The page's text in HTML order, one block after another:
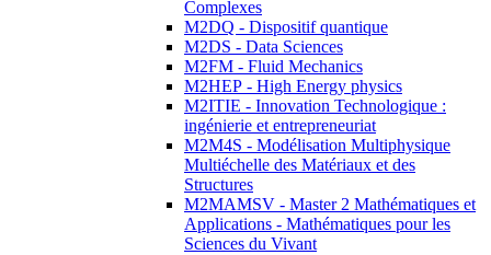
Complexes
M2DQ - Dispositif quantique
M2DS - Data Sciences
M2FM - Fluid Mechanics
M2HEP - High Energy physics
M2ITIE - Innovation Technologique :
ingénierie et entrepreneuriat
M2M4S - Modélisation Multiphysique
Multiéchelle des Matériaux et des
Structures
M2MAMSV - Master 2 Mathématiques et
Applications - Mathématiques pour les
Sciences du Vivant